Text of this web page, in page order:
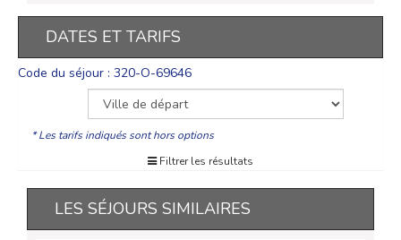
DATES ET TARIFS
Code du séjour : 320-O-69646
* Les tarifs indiqués sont hors options
Filtrer les résultats
LES SÉJOURS SIMILAIRES